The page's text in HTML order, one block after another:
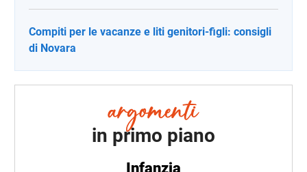
Compiti per le vacanze e liti genitori-figli: consigli
di Novara
in primo piano
Infanzia